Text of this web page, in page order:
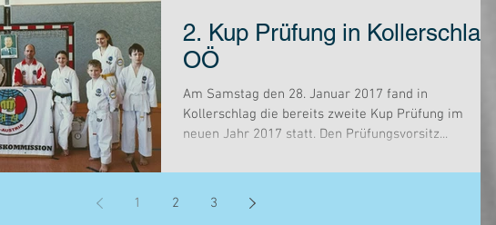
2. Kup Prüfung in Kollerschlag
OÖ
Am Samstag den 28. Januar 2017 fand in
Kollerschlag die bereits zweite Kup Prüfung im
neuen Jahr 2017 statt. Den Prüfungsvorsitz...
1 2 3